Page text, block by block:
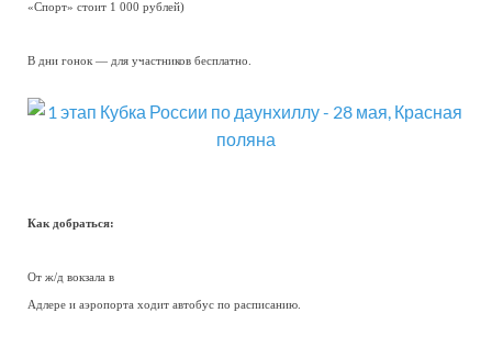
«Спорт» стоит 1 000 рублей)
В дни гонок — для участников бесплатно.
Как добраться:
От ж/д вокзала в
Адлере и аэропорта ходит автобус по расписанию.